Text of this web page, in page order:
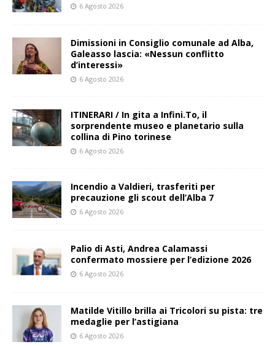
6 Agosto 2026
Dimissioni in Consiglio comunale ad Alba,
Galeasso lascia: «Nessun conflitto
d’interessi»
6 Agosto 2026
ITINERARI / In gita a Infini.To, il
sorprendente museo e planetario sulla
collina di Pino torinese
6 Agosto 2026
Incendio a Valdieri, trasferiti per
precauzione gli scout dell’Alba 7
6 Agosto 2026
Palio di Asti, Andrea Calamassi
confermato mossiere per l’edizione 2026
6 Agosto 2026
Matilde Vitillo brilla ai Tricolori su pista: tre
medaglie per l’astigiana
6 Agosto 2026